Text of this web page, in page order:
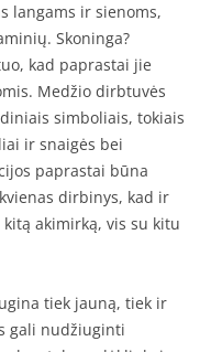
langams ir sienoms,
Skoninga?
kad paprastai jie
Medžio dirbtuvės
simboliais, tokiais
ir snaigės bei
paprastai būna
dirbinys, kad ir
akimirką, vis su kitu
tiek jauną, tiek ir
gali nudžiuginti